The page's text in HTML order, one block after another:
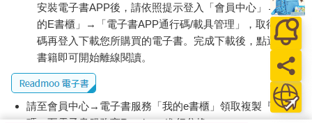
安裝電子書APP後，請依照提示登入「會員中心」→「我
的E書櫃」→「電子書APP通行碼/載具管理」，取得通行
碼再登入下載您所購買的電子書。完成下載後，點選任一
書籍即可開始離線閱讀。
請至會員中心→電子書服務「我的e書櫃」領取複製『兌換